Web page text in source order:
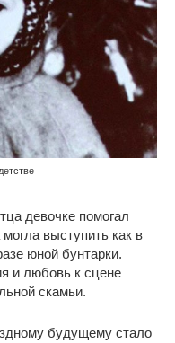
девочке помогал
выступить как в
юной бунтарки.
и любовь к сцене
скамьи.
будущему стало